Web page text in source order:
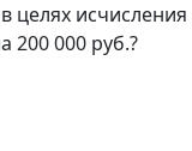
целях
200 000 руб.?